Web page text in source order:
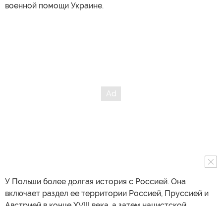
военной помощи Украине.
У Польши более долгая история с Россией. Она
включает раздел ее территории Россией, Пруссией и